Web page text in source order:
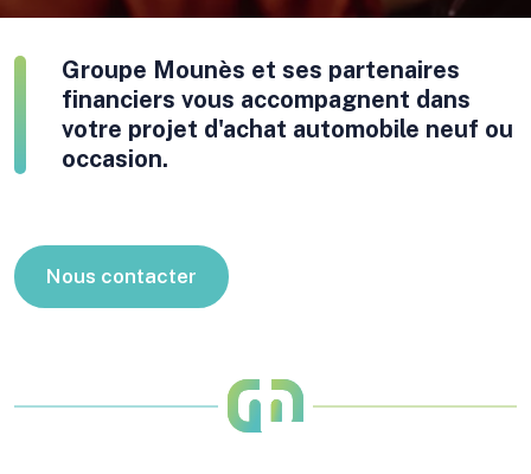
Groupe Mounès et ses partenaires
financiers vous accompagnent dans
votre projet d'achat automobile neuf ou
occasion.
Nous contacter